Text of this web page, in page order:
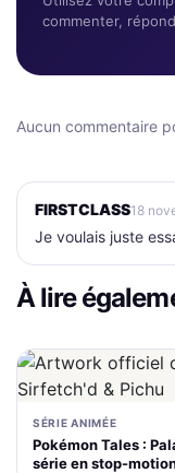
commenter,
Aucun commentaire
FIRSTCLASS18
Je voulais juste
À lire
SÉRIE ANIMÉE
Pokémon Tales :
série en stop-